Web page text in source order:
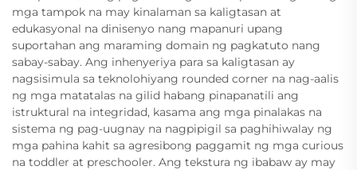
mga tampok na may kinalaman sa kaligtasan at
edukasyonal na dinisenyo nang mapanuri upang
suportahan ang maraming domain ng pagkatuto nang
sabay-sabay. Ang inhenyeriya para sa kaligtasan ay
nagsisimula sa teknolohiyang rounded corner na nag-aalis
ng mga matatalas na gilid habang pinapanatili ang
istruktural na integridad, kasama ang mga pinalakas na
sistema ng pag-uugnay na nagpipigil sa paghihiwalay ng
mga pahina kahit sa agresibong paggamit ng mga curious
na toddler at preschooler. Ang tekstura ng ibabaw ay may